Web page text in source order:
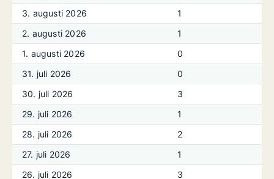
3. augusti 2026
1
2. augusti 2026
1
1. augusti 2026
0
31. juli 2026
0
30. juli 2026
3
29. juli 2026
1
28. juli 2026
2
27. juli 2026
1
26. juli 2026
3